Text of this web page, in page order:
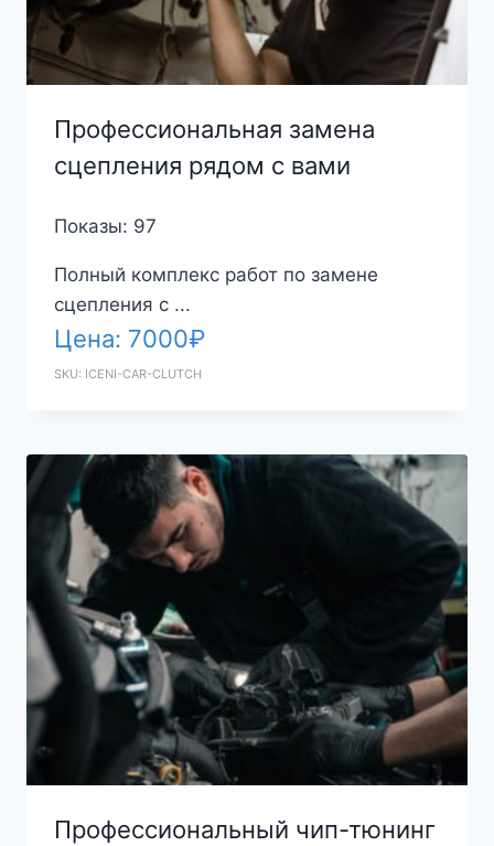
Профессиональная замена
сцепления рядом с вами
Показы: 97
Полный комплекс работ по замене
сцепления с ...
Цена: 7000₽
SKU: ICENI-CAR-CLUTCH
Профессиональный чип-тюнинг